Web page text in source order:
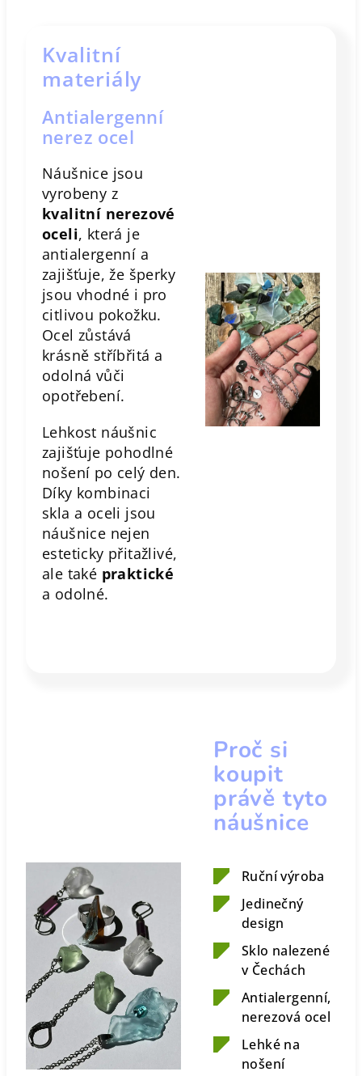
Kvalitní
materiály
Antialergenní
nerez ocel
Náušnice jsou
vyrobeny z
kvalitní nerezové
oceli, která je
antialergenní a
zajišťuje, že šperky
jsou vhodné i pro
citlivou pokožku.
Ocel zůstává
krásně stříbřitá a
odolná vůči
opotřebení.
Lehkost náušnic
zajišťuje pohodlné
nošení po celý den.
Díky kombinaci
skla a oceli jsou
náušnice nejen
esteticky přitažlivé,
ale také praktické
a odolné.
Proč si
koupit
právě tyto
náušnice
Ruční výroba
Jedinečný
design
Sklo nalezené
v Čechách
Antialergenní,
nerezová ocel
Lehké na
nošení